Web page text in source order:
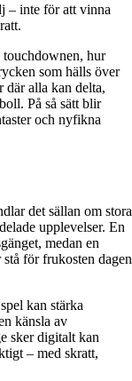
– inte för att vinna
touchdownen, hur
som hälls över
där alla kan delta,
På så sätt blir
och nyfikna
det sällan om stora
upplevelser. En
medan en
för frukosten dagen
kan stärka
känsla av
sker digitalt kan
– med skratt,